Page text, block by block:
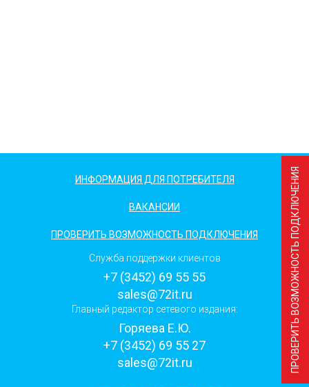
ПРОВЕРИТЬ ВОЗМОЖНОСТЬ ПОДКЛЮЧЕНИЯ
ИНФОРМАЦИЯ ДЛЯ ПОТРЕБИТЕЛЯ
ВАКАНСИИ
ПРОВЕРИТЬ ВОЗМОЖНОСТЬ ПОДКЛЮЧЕНИЯ
Служба поддержки клиентов
+7 (3452) 69 55 55
sales@72it.ru
Главный редактор сетевого издания:
Горяева Е.Ю.
+7 (3452) 69 55 27
sales@72it.ru